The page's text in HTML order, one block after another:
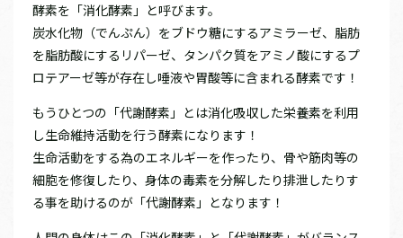
酵素を「消化酵素」と呼びます。
炭水化物（でんぷん）をブドウ糖にするアミラーゼ、脂肪
を脂肪酸にするリパーゼ、タンパク質をアミノ酸にするプ
ロテアーゼ等が存在し唾液や胃酸等に含まれる酵素です！
もうひとつの「代謝酵素」とは消化吸収した栄養素を利用
し生命維持活動を行う酵素になります！
生命活動をする為のエネルギーを作ったり、骨や筋肉等の
細胞を修復したり、身体の毒素を分解したり排泄したりす
る事を助けるのが「代謝酵素」となります！